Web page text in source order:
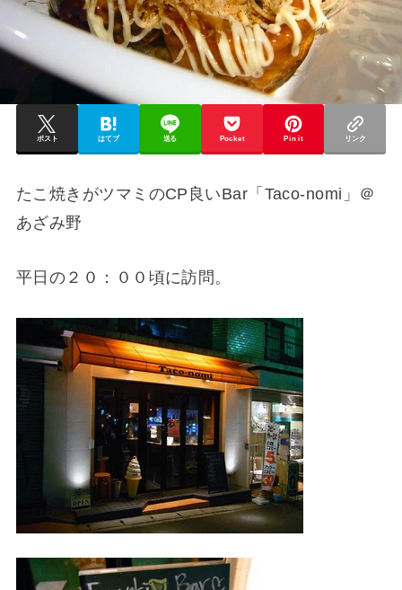
ポスト はてブ 送る Pocket Pin it リンク
たこ焼きがツマミのCP良いBar「Taco-nomi」＠
あざみ野
平日の２０：００頃に訪問。